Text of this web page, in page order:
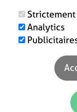
Analytics